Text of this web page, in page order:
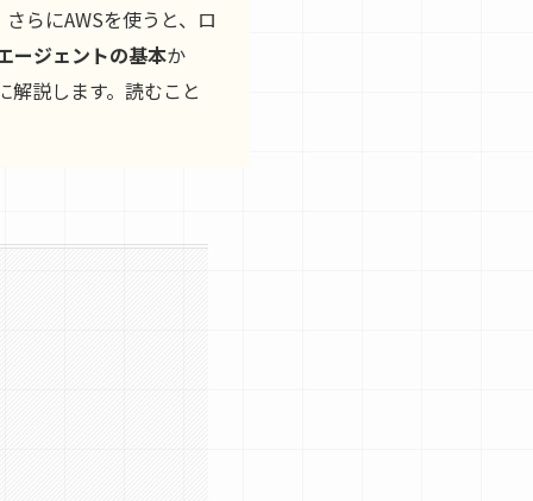
らにAWSを使うと、ロ
ージェントの基本か
説します。読むこと